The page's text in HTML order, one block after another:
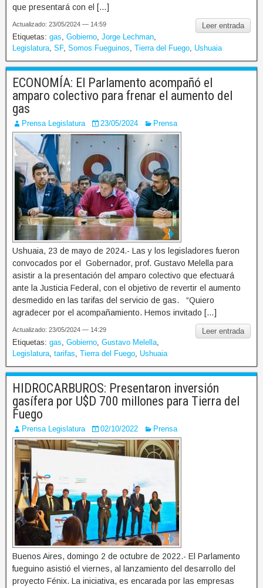
que presentará con el […]
Leer entrada
Actualizado: 23/05/2024 — 14:59
Etiquetas: gas Gobierno Jorge Lechman
Legislatura SF, Somos Fueguinos Tierra del Fuego Ushuaia
ECONOMÍA: El Parlamento acompañó el
amparo colectivo para frenar el aumento del
gas
Prensa Legislatura 23/05/2024 Prensa
Ushuaia, 23 de mayo de 2024.- Las y los legisladores fueron
convocados por el Gobernador, prof. Gustavo Melella para
asistir a la presentación del amparo colectivo que efectuará
ante la Justicia Federal, con el objetivo de revertir el aumento
desmedido en las tarifas del servicio de gas. “Quiero
agradecer por el acompañamiento. Hemos invitado […]
Leer entrada
Actualizado: 23/05/2024 — 14:29
Etiquetas: gas Gobierno Gustavo Melella
Legislatura tarifas Tierra del Fuego Ushuaia
HIDROCARBUROS: Presentaron inversión
gasífera por U$D 700 millones para Tierra del
Fuego
Prensa Legislatura 02/10/2022 Prensa
Buenos Aires, domingo 2 de octubre de 2022.- El Parlamento
fueguino asistió el viernes, al lanzamiento del desarrollo del
proyecto Fénix. La iniciativa, es encarada por las empresas